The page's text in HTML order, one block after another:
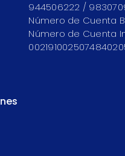
944506222 /
Número de Cuenta
Número de Cuenta